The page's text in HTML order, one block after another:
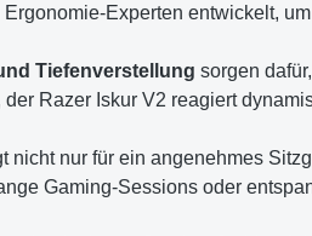
Experten entwickelt,
Tiefenverstellung sorgen
Razer Iskur V2 reagiert
nicht nur für ein angenehmes
Gaming-Sessions oder